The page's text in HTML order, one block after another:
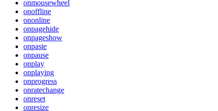
onmousewheel
onoffline
ononline
onpagehide
onpageshow
onpaste
onpause
onplay
onplaying
onprogress
onratechange
onreset
onresize